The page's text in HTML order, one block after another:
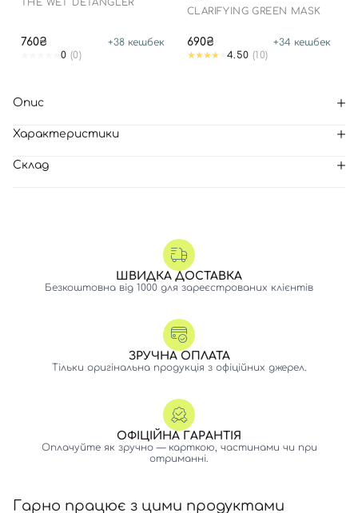
THE WET DETANGLER
760₴ +38 кешбек
0 (0)
CLARIFYING GREEN MASK
690₴ +34 кешбек
4.50 (10)
Опис
Характеристики
Склад
ШВИДКА ДОСТАВКА
Безкоштовна від 1000 для зареєстрованих клієнтів
ЗРУЧНА ОПЛАТА
Тільки оригінальна продукція з офіційних джерел.
ОФІЦІЙНА ГАРАНТІЯ
Оплачуйте як зручно — карткою, частинами чи при
отриманні.
Гарно працює з цими продуктами